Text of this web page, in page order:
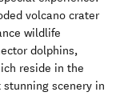
volcano crater
wildlife
dolphins,
reside in the
scenery in